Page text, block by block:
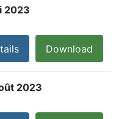
2023
Download
2023